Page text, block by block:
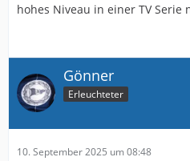
hohes Niveau in einer TV Serie
Gönner
Erleuchteter
10. September 2025 um 08:48